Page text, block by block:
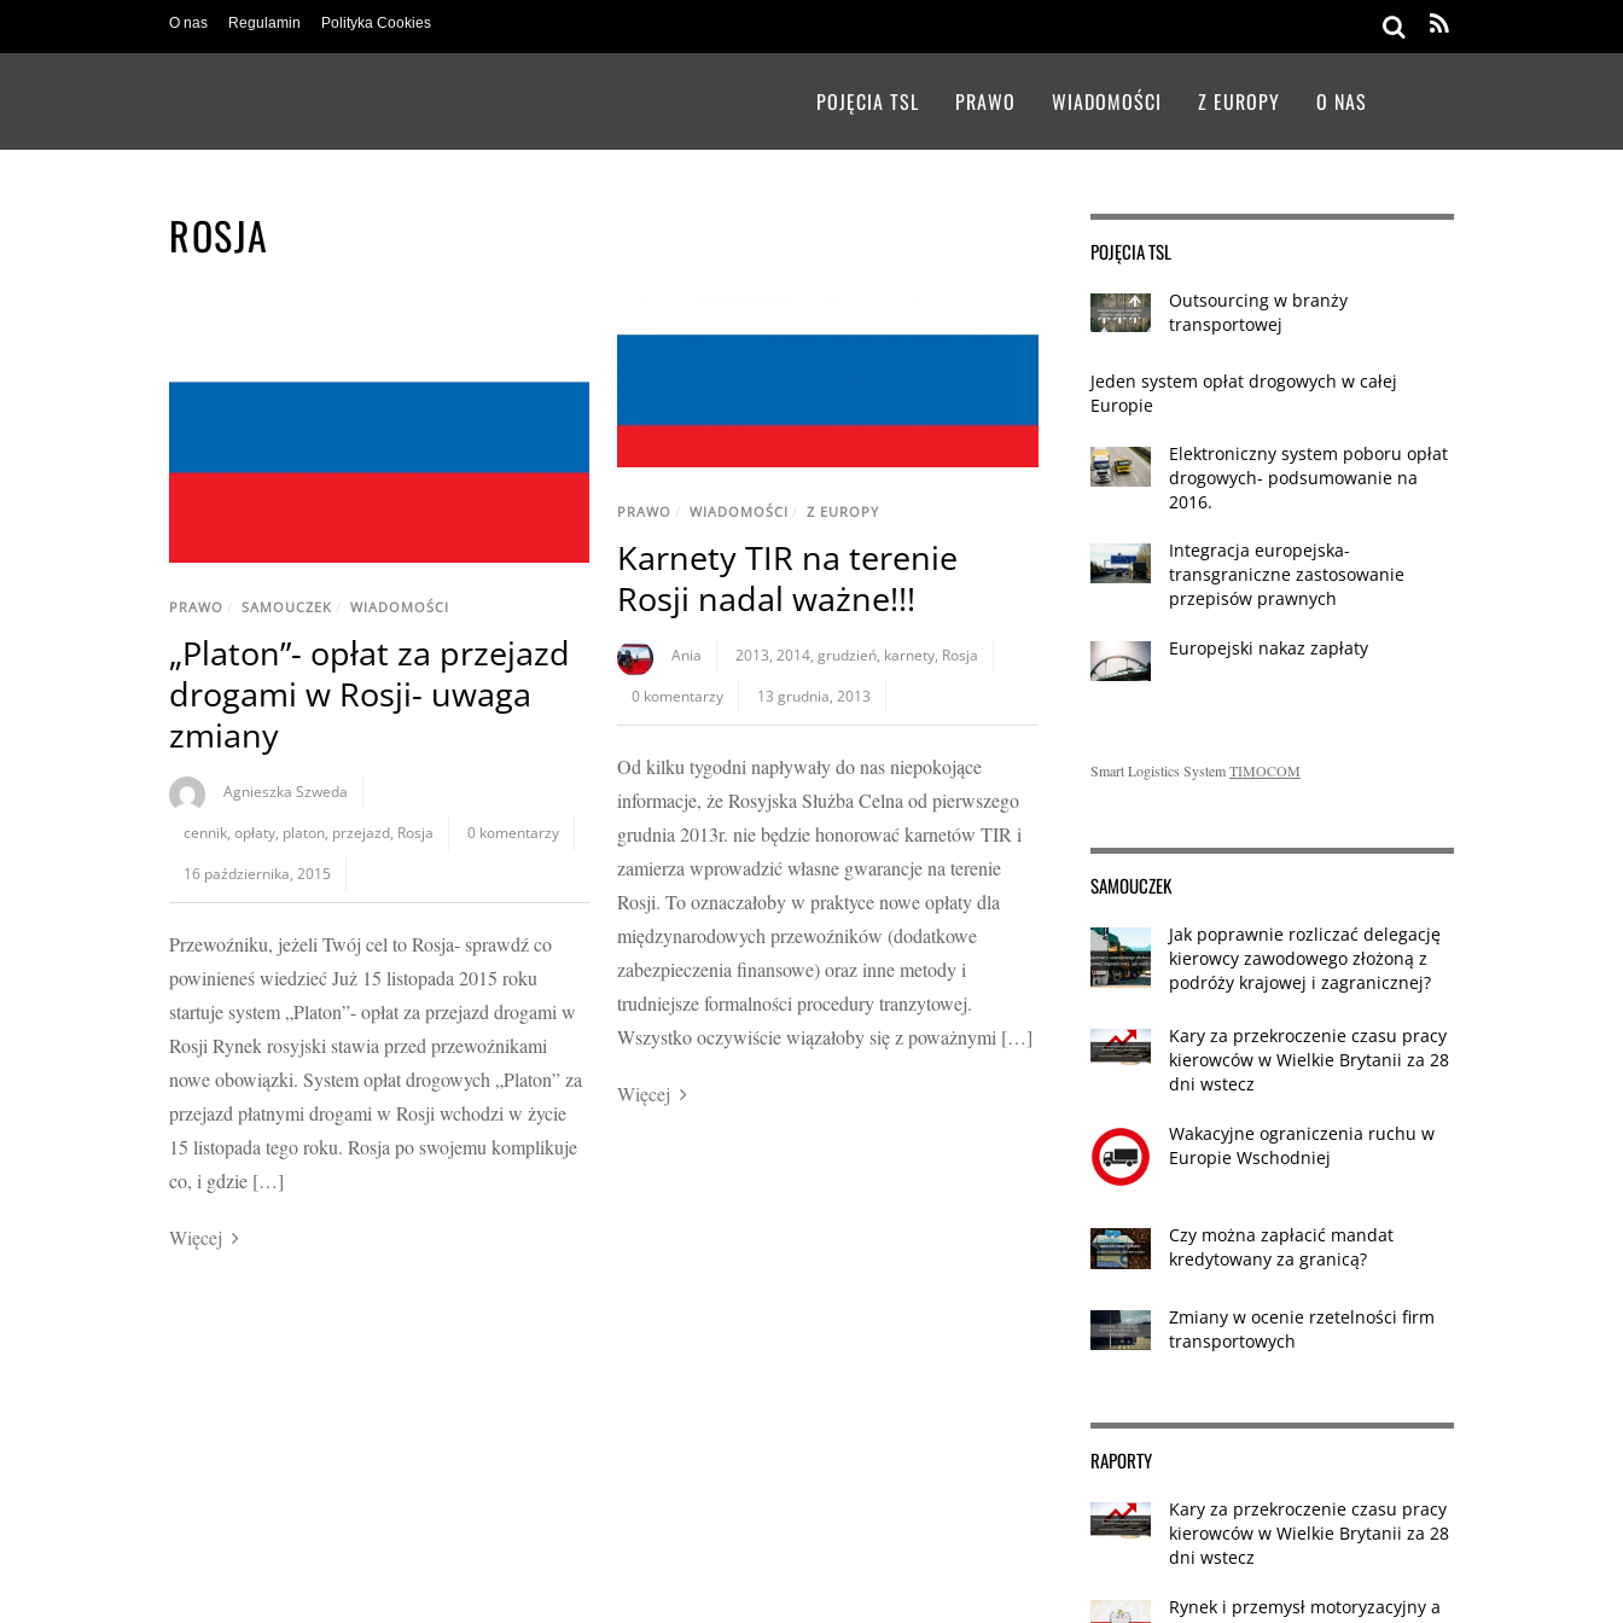
O nas Regulamin Polityka Cookies
POJĘCIA TSL PRAWO WIADOMOŚCI Z EUROPY O NAS
ROSJA
PRAWO / SAMOUCZEK / WIADOMOŚCI
„Platon”- opłat za przejazd
drogami w Rosji- uwaga
zmiany
Agnieszka Szweda
cennik, opłaty, platon, przejazd, Rosja
0 komentarzy
16 października, 2015
Przewoźniku, jeżeli Twój cel to Rosja- sprawdź co
powinieneś wiedzieć Już 15 listopada 2015 roku
startuje system „Platon”- opłat za przejazd drogami w
Rosji Rynek rosyjski stawia przed przewoźnikami
nowe obowiązki. System opłat drogowych „Platon” za
przejazd płatnymi drogami w Rosji wchodzi w życie
15 listopada tego roku. Rosja po swojemu komplikuje
co, i gdzie […]
Więcej
PRAWO / WIADOMOŚCI / Z EUROPY
Karnety TIR na terenie
Rosji nadal ważne!!!
Ania 2013,2014,grudzień, karnety, Rosja
0 komentarzy
13 grudnia, 2013
Od kilku tygodni napływały do nas niepokojące
informacje, że Rosyjska Służba Celna od pierwszego
grudnia 2013r. nie będzie honorować karnetów TIR i
zamierza wprowadzić własne gwarancje na terenie
Rosji. To oznaczałoby w praktyce nowe opłaty dla
międzynarodowych przewoźników (dodatkowe
zabezpieczenia finansowe) oraz inne metody i
trudniejsze formalności procedury tranzytowej.
Wszystko oczywiście wiązałoby się z poważnymi […]
Więcej
POJĘCIA TSL
Outsourcing w branży
transportowej
Jeden system opłat drogowych w całej
Europie
Elektroniczny system poboru opłat
drogowych- podsumowanie na
2016.
Integracja europejska-
transgraniczne zastosowanie
przepisów prawnych
Europejski nakaz zapłaty
Smart Logistics SystemTIMOCOM
SAMOUCZEK
Jak poprawnie rozliczać delegację
kierowcy zawodowego złożoną z
podróży krajowej i zagranicznej?
Kary za przekroczenie czasu pracy
kierowców w Wielkie Brytanii za 28
dni wstecz
Wakacyjne ograniczenia ruchu w
Europie Wschodniej
Czy można zapłacić mandat
kredytowany za granicą?
Zmiany w ocenie rzetelności firm
transportowych
RAPORTY
Kary za przekroczenie czasu pracy
kierowców w Wielkie Brytanii za 28
dni wstecz
Rynek i przemysł motoryzacyjny a